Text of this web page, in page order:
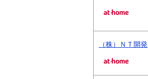
（株）ＮＴ開発